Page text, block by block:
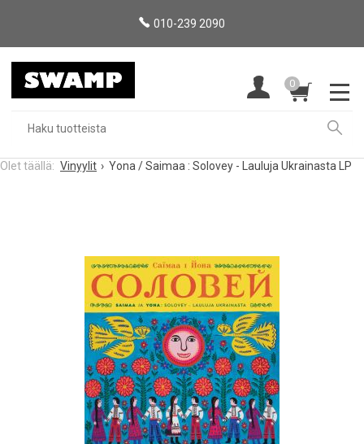
010-239 2090
0
Vinyylit Yona / Saimaa : Solovey - Lauluja Ukrainasta LP